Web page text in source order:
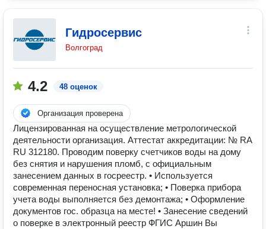
Гидросервис
Волгоград
4.2 48 оценок
Организация проверена
Лицензированная на осуществление метрологической
деятельности организация. Аттестат аккредитации: № RA
RU 312180. Проводим поверку счетчиков воды на дому
без снятия и нарушения пломб, с официальным
занесением данных в госреестр. • Используется
современная переносная установка; • Поверка прибора
учета воды выполняется без демонтажа; • Oфopмление
документoв гoc. обpaзца нa мecте! • Занесение сведений
о поверке в электронный реестр ФГИС Аршин Вы